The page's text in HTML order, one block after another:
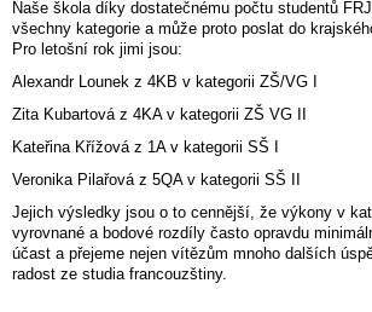
Naše škola díky dostatečnému počtu studentů
všechny kategorie a může proto poslat do
Pro letošní rok jimi jsou:
Alexandr Lounek z 4KB v kategorii ZŠ/VG I
Zita Kubartová z 4KA v kategorii ZŠ VG II
Kateřina Křížová z 1A v kategorii SŠ I
Veronika Pilařová z 5QA v kategorii SŠ II
Jejich výsledky jsou o to cennější, že výkony v
vyrovnané a bodové rozdíly často opravdu
účast a přejeme nejen vítězům mnoho dalších
radost ze studia francouzštiny.